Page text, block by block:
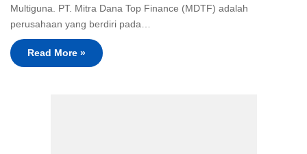
Multiguna. PT. Mitra Dana Top Finance (MDTF) adalah
perusahaan yang berdiri pada…
Read More »